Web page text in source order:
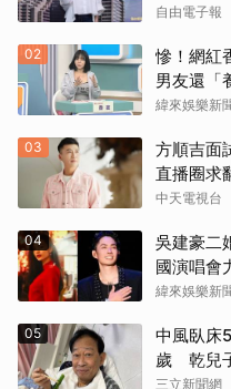
自由電子報
02
慘！網紅
男友還「
緯來娛樂新
03
方順吉面
直播圈求
中天電視台
04
吳建豪二
國演唱會
緯來娛樂新
05
中風臥床
歲 乾兒
三立新聞網